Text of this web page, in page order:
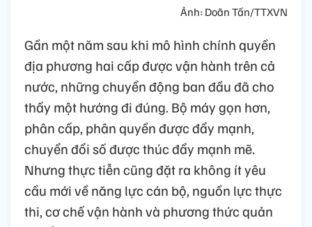
Ảnh: Doãn Tấn/TTXVN
Gần một năm sau khi mô hình chính quyền
địa phương hai cấp được vận hành trên cả
nước, những chuyển động ban đầu đã cho
thấy một hướng đi đúng. Bộ máy gọn hơn,
phân cấp, phân quyền được đẩy mạnh,
chuyển đổi số được thúc đẩy mạnh mẽ.
Nhưng thực tiễn cũng đặt ra không ít yêu
cầu mới về năng lực cán bộ, nguồn lực thực
thi, cơ chế vận hành và phương thức quản